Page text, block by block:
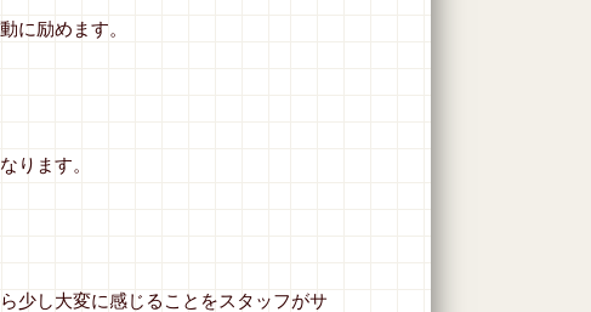
に励めます。
ります。
少し大変に感じることをスタッフがサ